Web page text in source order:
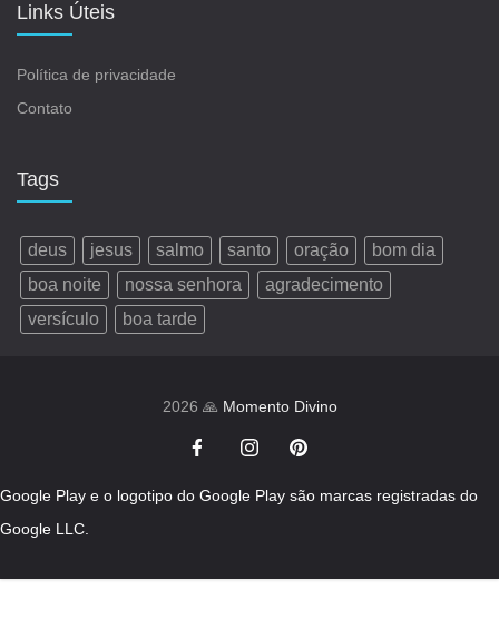
Links Úteis
Política de privacidade
Contato
Tags
deus jesus salmo santo oração
bom dia
boa noite
nossa senhora
agradecimento
versículo
boa tarde
2026 🙏 Momento Divino
Google Play e o logotipo do Google Play são marcas registradas do
Google LLC.